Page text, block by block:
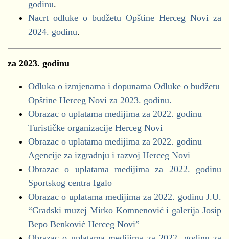
Obrazac NEO
Obrazac BUZ
Kvartalni izvještaji (01.01.2021.-30.09.2021.)
Obrazac NEO
Obrazac BUZ
Kvartalni izvještaji (01.01.2021.-30.06.2021.)
Obrazac NEO
Obrazac BUZ
Kvartalni izvještaji (01.01.2021.-31.03.2021.)
Obrazac NEO
Obrazac BUZ
za period 01.01.2024-31.12.2024. godine
Bokeški forum
Demokrate
Demokrate - forum žena
DNP - forum žena
DPS
DPS - forum žena
Nova srpska demokratija - Andrija Mandić
Nova srpska demokratija - forum žena
Novi pobjeđuje
Novi pobjeđuje - forum žena
Novska Lista
Novska Lista - forum žena
Pokret za promjene
Pokret za promjene - forum žena
godinu.
Nacrt odluke o budžetu Opštine Herceg Novi za
2024. godinu.
za 2023. godinu
Odluka o izmjenama i dopunama Odluke o budžetu
Opštine Herceg Novi za 2023. godinu.
Obrazac o uplatama medijima za 2022. godinu
Turističke organizacije Herceg Novi
Obrazac o uplatama medijima za 2022. godinu
Agencije za izgradnju i razvoj Herceg Novi
Obrazac o uplatama medijima za 2022. godinu
Sportskog centra Igalo
Obrazac o uplatama medijima za 2022. godinu J.U.
“Gradski muzej Mirko Komnenović i galerija Josip
Bepo Benković Herceg Novi”